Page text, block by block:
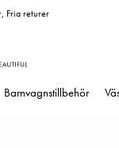
Fria returer
Barnvagnstillbehör